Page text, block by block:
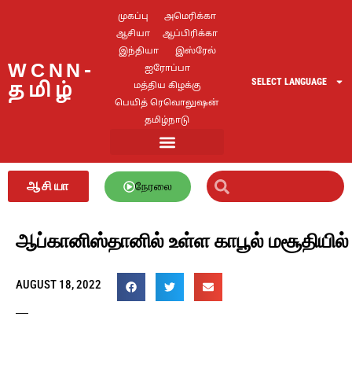
WCNN-
தமிழ்
முகப்பு
அமெரிக்கா
ஆசியா
ஆப்பிரிக்கா
இந்தியா
இஸ்ரேல்
ஐரோப்பா
மத்திய கிழக்கு
பெயித் ரெவொலுஷன்
தமிழ்நாடு
SELECT LANGUAGE
ஆசியா நேரலை
ஆப்கானிஸ்தானில் உள்ள காபூல் மசூதியில்
AUGUST 18, 2022